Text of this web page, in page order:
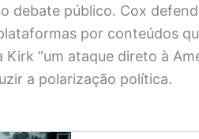
debate público. Cox
por conteúdos
“um ataque direto à
a polarização política.